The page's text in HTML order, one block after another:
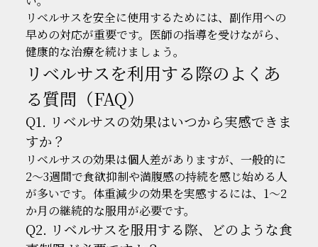
リベルサスを安全に使用するためには、副作用への
早めの対応が重要です。医師の指導を受けながら、
健康的な治療を続けましょう。
リベルサスを利用する際のよくあ
る質問（FAQ）
Q1. リベルサスの効果はいつから実感できま
すか？
リベルサスの効果は個人差がありますが、一般的に
2〜3週間で食欲抑制や満腹感の持続を感じ始める人
が多いです。体重減少の効果を実感するには、1〜2
か月の継続的な服用が必要です。
Q2. リベルサスを服用する際、どのような食